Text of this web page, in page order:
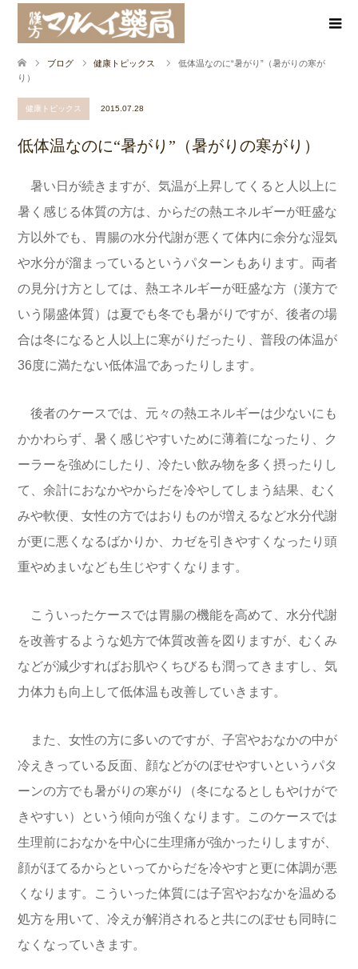
ブログ 健康トピックス
低体温なのに“暑がり”（暑がりの寒が
り）
健康トピックス 2015.07.28
低体温なのに“暑がり”（暑がりの寒がり）
暑い日が続きますが、気温が上昇してくると人以上に
暑く感じる体質の方は、からだの熱エネルギーが旺盛な
方以外でも、胃腸の水分代謝が悪くて体内に余分な湿気
や水分が溜まっているというパターンもあります。両者
の見分け方としては、熱エネルギーが旺盛な方（漢方で
いう陽盛体質）は夏でも冬でも暑がりですが、後者の場
合は冬になると人以上に寒がりだったり、普段の体温が
36度に満たない低体温であったりします。
後者のケースでは、元々の熱エネルギーは少ないにも
かかわらず、暑く感じやすいために薄着になったり、ク
ーラーを強めにしたり、冷たい飲み物を多く摂ったりし
て、余計におなかやからだを冷やしてしまう結果、むく
みや軟便、女性の方ではおりものが増えるなど水分代謝
が更に悪くなるばかりか、カゼを引きやすくなったり頭
重やめまいなども生じやすくなります。
こういったケースでは胃腸の機能を高めて、水分代謝
を改善するような処方で体質改善を図りますが、むくみ
などが減少すればお肌やくちびるも潤ってきますし、気
力体力も向上して低体温も改善していきます。
また、女性の方に多いのですが、子宮やおなかの中が
冷えきっている反面、顔などがのぼせやすいというパタ
ーンの方でも暑がりの寒がり（冬になるとしもやけがで
きやすい）という傾向が強くなります。このケースでは
生理前におなかを中心に生理痛が強かったりしますが、
顔がほてるからといってからだを冷やすと更に体調が悪
くなります。
こういった体質には子宮やおなかを温める
処方を用いて、冷えが解消されると共にのぼせも同時に
なくなっていきます。